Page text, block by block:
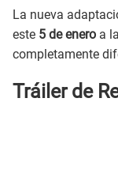
La nueva
este 5 de enero a
completamente
Tráiler de